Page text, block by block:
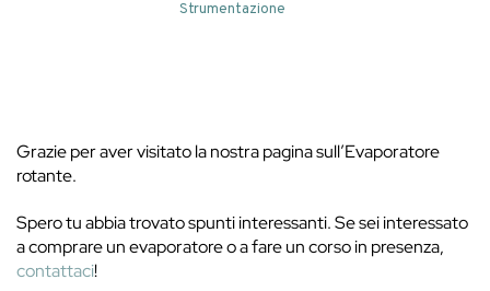
Strumentazione
Grazie per aver visitato la nostra pagina sull’Evaporatore
rotante.
Spero tu abbia trovato spunti interessanti. Se sei interessato
a comprare un evaporatore o a fare un corso in presenza,
contattaci!